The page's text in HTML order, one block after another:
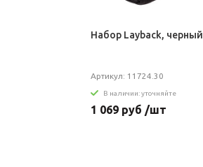
Набор Layback, черный
Артикул: 11724.30
В наличии: уточняйте
1 069 руб /шт